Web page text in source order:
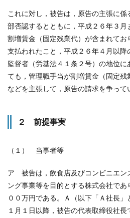
これに対し，被告は，原告の主張に
部否認するとともに，平成２６年３月
割増賃金（固定残業代）が含まれて
支払われたこと，平成２６年４月以
監督者（労基法４１条２号）の地位に
ても，管理職手当が割増賃金（固定残
などを主張して，原告の請求を争って
２ 前提事実
（１） 当事者等
ア 被告は，飲食店及びコンビニエン
ング事業等を目的とする株式会社であ
００万円である。Ａ（以下「Ａ社長
１月１日以降，被告の代表取締役社